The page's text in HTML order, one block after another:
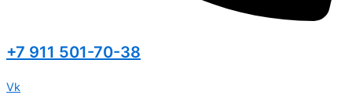
+7 911 501-70-38
Vk